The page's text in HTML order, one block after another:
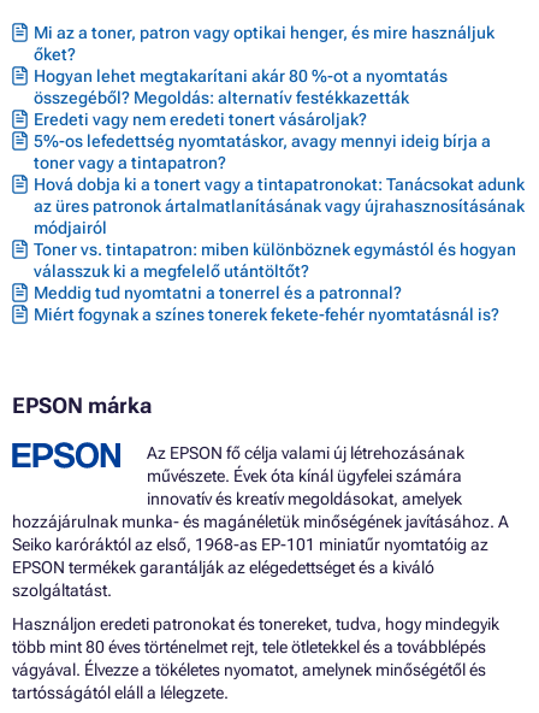
Mi az a toner, patron vagy optikai henger, és mire használjuk
őket?
Hogyan lehet megtakarítani akár 80 %-ot a nyomtatás
összegéből? Megoldás: alternatív festékkazetták
Eredeti vagy nem eredeti tonert vásároljak?
5%-os lefedettség nyomtatáskor, avagy mennyi ideig bírja a
toner vagy a tintapatron?
Hová dobja ki a tonert vagy a tintapatronokat: Tanácsokat adunk
az üres patronok ártalmatlanításának vagy újrahasznosításának
módjairól
Toner vs. tintapatron: miben különböznek egymástól és hogyan
válasszuk ki a megfelelő utántöltőt?
Meddig tud nyomtatni a tonerrel és a patronnal?
Miért fogynak a színes tonerek fekete-fehér nyomtatásnál is?
EPSON márka
Az EPSON fő célja valami új létrehozásának
művészete. Évek óta kínál ügyfelei számára
innovatív és kreatív megoldásokat, amelyek
hozzájárulnak munka- és magánéletük minőségének javításához. A
Seiko karóráktól az első, 1968-as EP-101 miniatűr nyomtatóig az
EPSON termékek garantálják az elégedettséget és a kiváló
szolgáltatást.
Használjon eredeti patronokat és tonereket, tudva, hogy mindegyik
több mint 80 éves történelmet rejt, tele ötletekkel és a továbblépés
vágyával. Élvezze a tökéletes nyomatot, amelynek minőségétől és
tartósságától eláll a lélegzete.